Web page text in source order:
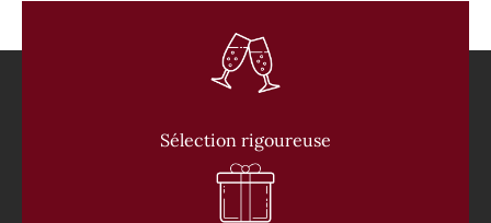
Sélection rigoureuse